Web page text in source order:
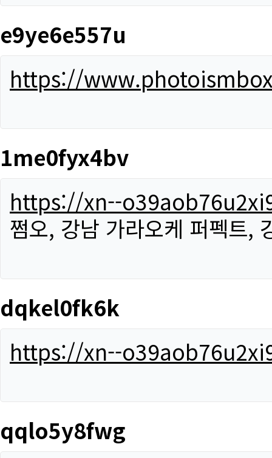
e9ye6e557u
https://
1me0fyx4bv
https://xn--
쩜오, 강남 가라오케 퍼펙트,
dqkel0fk6k
https://xn--
qqlo5y8fwg